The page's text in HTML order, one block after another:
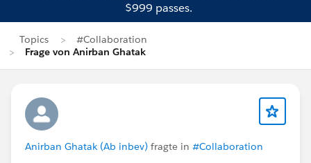
$999 passes.
Topics
#Collaboration
Frage von Anirban Ghatak
Anirban Ghatak (Ab inbev) fragte in #Collaboration